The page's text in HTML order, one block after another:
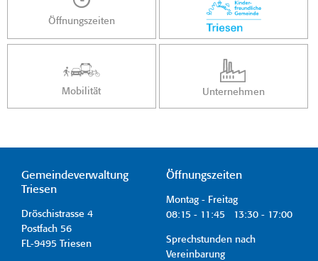
Öffnungszeiten
Mobilität Unternehmen
Gemeindeverwaltung
Triesen
Dröschistrasse 4
Postfach 56
FL-9495 Triesen
Öffnungszeiten
Montag - Freitag
08:15 - 11:45 13:30 - 17:00
Sprechstunden nach
Vereinbarung